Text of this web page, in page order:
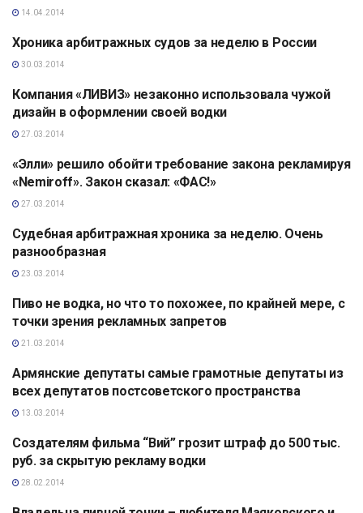
14.04.2014
АНАЛИТИКА
Хроника арбитражных судов за неделю в России
30.03.2014
АНАЛИТИКА
Компания «ЛИВИЗ» незаконно использовала чужой
дизайн в оформлении своей водки
27.03.2014
АНАЛИТИКА
«Элли» решило обойти требование закона рекламируя
«Nemiroff». Закон сказал: «ФАС!»
27.03.2014
АНАЛИТИКА
Судебная арбитражная хроника за неделю. Очень
разнообразная
23.03.2014
АНАЛИТИКА
Пиво не водка, но что то похожее, по крайней мере, с
точки зрения рекламных запретов
21.03.2014
АНАЛИТИКА
Армянские депутаты самые грамотные депутаты из
всех депутатов постсоветского пространства
13.03.2014
АНАЛИТИКА
Создателям фильма “Вий” грозит штраф до 500 тыс.
руб. за скрытую рекламу водки
28.02.2014